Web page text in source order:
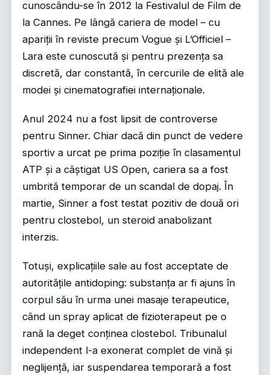
cunoscându-se în 2012 la Festivalul de Film de
la Cannes. Pe lângă cariera de model – cu
apariții în reviste precum Vogue și L’Officiel –
Lara este cunoscută și pentru prezența sa
discretă, dar constantă, în cercurile de elită ale
modei și cinematografiei internaționale.
Anul 2024 nu a fost lipsit de controverse
pentru Sinner. Chiar dacă din punct de vedere
sportiv a urcat pe prima poziție în clasamentul
ATP și a câștigat US Open, cariera sa a fost
umbrită temporar de un scandal de dopaj. În
martie, Sinner a fost testat pozitiv de două ori
pentru clostebol, un steroid anabolizant
interzis.
Totuși, explicațiile sale au fost acceptate de
autoritățile antidoping: substanța ar fi ajuns în
corpul său în urma unei masaje terapeutice,
când un spray aplicat de fizioterapeut pe o
rană la deget conținea clostebol. Tribunalul
independent l-a exonerat complet de vină și
neglijență, iar suspendarea temporară a fost